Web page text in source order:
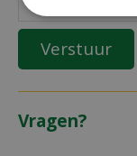
Vragen?